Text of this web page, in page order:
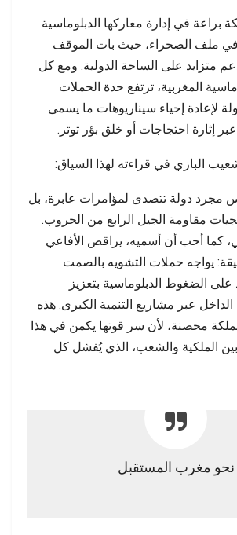
براعة في إدارة معاركها الدبلوماسية
ملف الصحراء، حيث بات الموقف
متزايد على الساحة الدولية. ومع كل
المغربية، ترتفع حدة الحملات
لإعادة إحياء سيناريوهات ما يسمى
إثارة احتجاجات أو خلق بؤر توتر.
البازي في قراءته لهذا السياق:
مجرد دولة تتصدى لمؤامرات عابرة، بل
مقاومة الجيل الرابع من الحروب.
كما أحب أن أسميه، يراقص الأفاعي
يواجه حملات التشويه بالصمت
على الضغوط الدبلوماسية بتعزيز
الداخل عبر مشاريع التنمية الكبرى. هذه
محصنة، لأن سر قوتها يكمن في هذا
الملكية والشعب، الذي يُفشل كل
نحو مغرب المستقبل